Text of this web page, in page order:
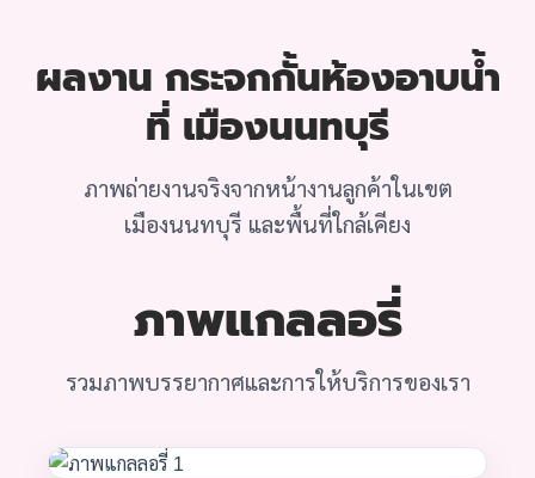
ผลงาน กระจกกั้นห้องอาบน้ำ
ที่ เมืองนนทบุรี
ภาพถ่ายงานจริงจากหน้างานลูกค้าในเขต
เมืองนนทบุรี และพื้นที่ใกล้เคียง
ภาพแกลลอรี่
รวมภาพบรรยากาศและการให้บริการของเรา